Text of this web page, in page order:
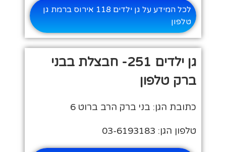
לכל המידע על גן ילדים 118 אירוס ברמת גן
טלפון
גן ילדים 251- חבצלת בבני
ברק טלפון
כתובת הגן: בני ברק הרב ברוט 6
טלפון הגן: 03-6193183